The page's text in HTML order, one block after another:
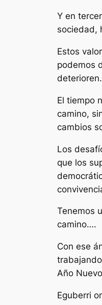
Y en
sociedad,
Estos
podemos
deterioren.
El tiempo
camino,
cambios
Los
que los
Tenemos
camino….
Con ese
Año
Eguberri